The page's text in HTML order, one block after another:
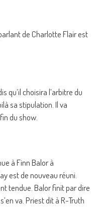
de Charlotte Flair est
qu’il choisira l’arbitre du
sa stipulation. Il va
du show.
à Finn Balor à
est de nouveau réuni.
tendue. Balor finit par dire
va. Priest dit à R-Truth